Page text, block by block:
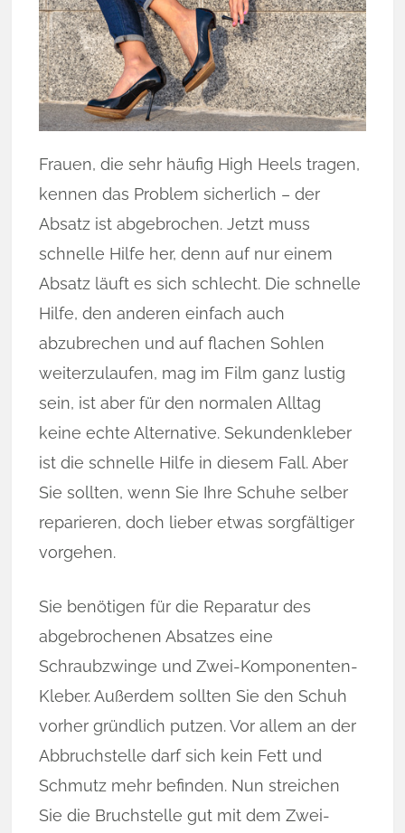
Frauen, die sehr häufig High Heels tragen,
kennen das Problem sicherlich – der
Absatz ist abgebrochen. Jetzt muss
schnelle Hilfe her, denn auf nur einem
Absatz läuft es sich schlecht. Die schnelle
Hilfe, den anderen einfach auch
abzubrechen und auf flachen Sohlen
weiterzulaufen, mag im Film ganz lustig
sein, ist aber für den normalen Alltag
keine echte Alternative. Sekundenkleber
ist die schnelle Hilfe in diesem Fall. Aber
Sie sollten, wenn Sie Ihre Schuhe selber
reparieren, doch lieber etwas sorgfältiger
vorgehen.
Sie benötigen für die Reparatur des
abgebrochenen Absatzes eine
Schraubzwinge und Zwei-Komponenten-
Kleber. Außerdem sollten Sie den Schuh
vorher gründlich putzen. Vor allem an der
Abbruchstelle darf sich kein Fett und
Schmutz mehr befinden. Nun streichen
Sie die Bruchstelle gut mit dem Zwei-